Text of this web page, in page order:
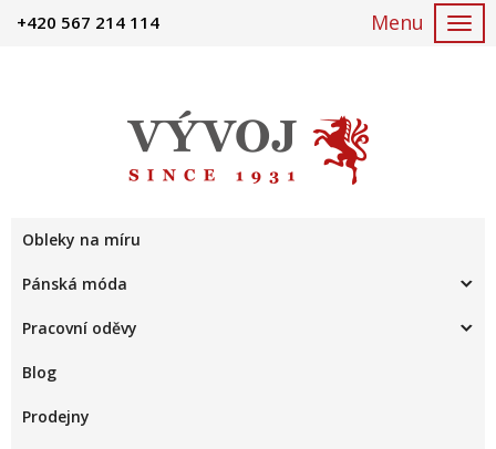
+420 567 214 114
Obleky na míru
Pánská móda
Pracovní oděvy
Blog
Prodejny